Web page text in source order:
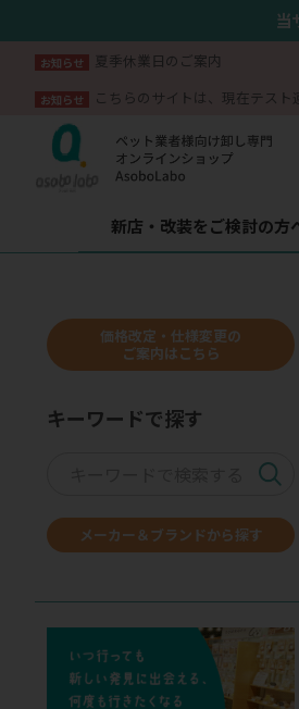
当
お知らせ 夏季休業日のご案内
お知らせ こちらのサイトは、現在テス
新店・改装をご検討の方
価格改定・仕様変更の
ご案内はこちら
キーワードで探す
メーカー＆ブランドから探す